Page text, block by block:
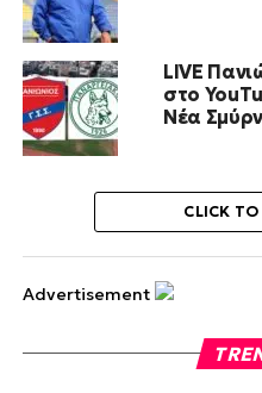
LIVE
στο
Νέα
CLICK
Advertisement